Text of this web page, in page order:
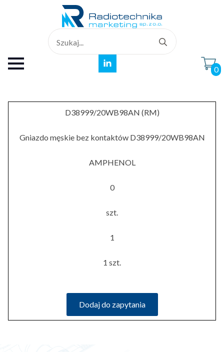
for:
0
D38999/20WB98AN (RM)
Gniazdo męskie bez kontaktów D38999/20WB98AN
AMPHENOL
0
szt.
1
1 szt.
Dodaj do zapytania